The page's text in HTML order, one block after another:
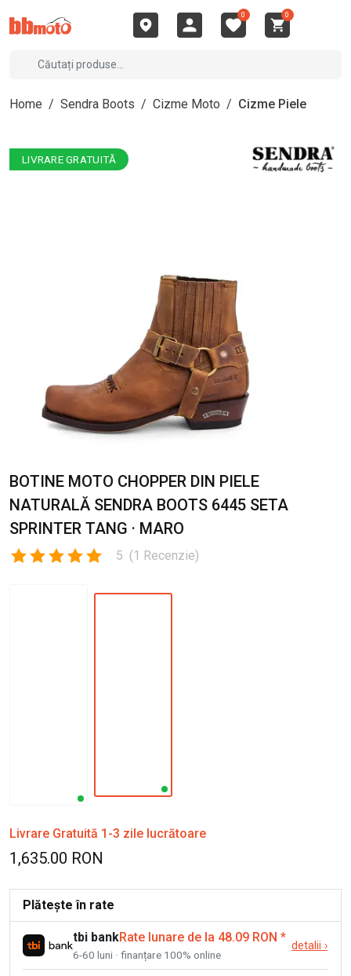
0 0
Home / Sendra Boots / Cizme Moto / Cizme Piele
LIVRARE GRATUITĂ
BOTINE MOTO CHOPPER DIN PIELE
NATURALĂ SENDRA BOOTS 6445 SETA
SPRINTER TANG · MARO
5 (1 Recenzie)
Livrare Gratuită 1-3 zile lucrătoare
1,635.00 RON
Plătește în rate
tbi bankRate lunare de la 48.09 RON *
6-60 luni · finanțare 100% online
detalii ›